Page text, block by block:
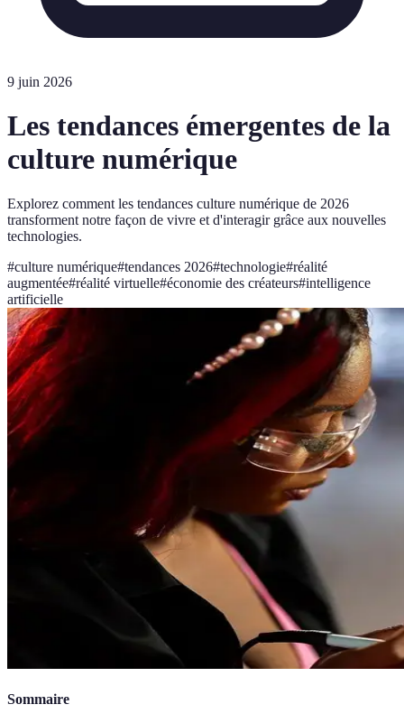
9 juin 2026
Les tendances émergentes de la
culture numérique
Explorez comment les tendances culture numérique de 2026
transforment notre façon de vivre et d'interagir grâce aux nouvelles
technologies.
#culture numérique#tendances 2026#technologie#réalité
augmentée#réalité virtuelle#économie des créateurs#intelligence
artificielle
Sommaire